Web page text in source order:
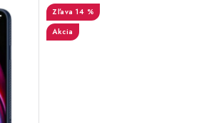
14 %
Akcia